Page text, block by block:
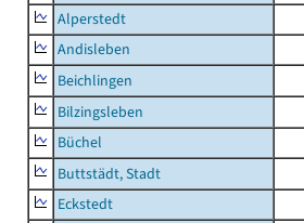
Alperstedt
Andisleben
Beichlingen
Bilzingsleben
Büchel
Buttstädt, Stadt
Eckstedt